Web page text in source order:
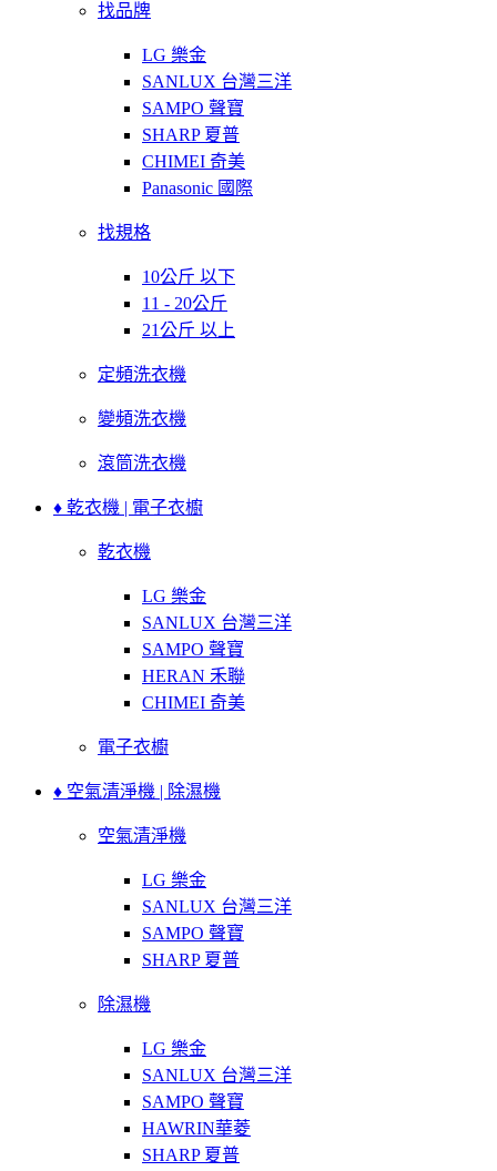
找品牌
LG 樂金
SANLUX 台灣三洋
SAMPO 聲寶
SHARP 夏普
CHIMEI 奇美
Panasonic 國際
找規格
10公斤 以下
11 - 20公斤
21公斤 以上
定頻洗衣機
變頻洗衣機
滾筒洗衣機
♦ 乾衣機 | 電子衣櫥
乾衣機
LG 樂金
SANLUX 台灣三洋
SAMPO 聲寶
HERAN 禾聯
CHIMEI 奇美
電子衣櫥
♦ 空氣清淨機 | 除濕機
空氣清淨機
LG 樂金
SANLUX 台灣三洋
SAMPO 聲寶
SHARP 夏普
除濕機
LG 樂金
SANLUX 台灣三洋
SAMPO 聲寶
HAWRIN華菱
SHARP 夏普